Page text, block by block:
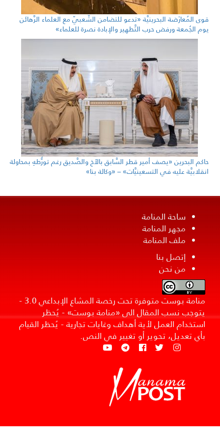
قوى المُعارَضة البحرينيَّة «تدعو للتضامن الشّعبيّ مع العلماء الرَّهائن
يوم الجُمعة ورفض حرب التَّطهير والإبادة نصرة للعلماء»
حاكم البحرين «يصف أمير قطر السَّابق بالأخ والصَّديق رغم تورُّطهِ بمحاولة
انقلابيَّة عليه في التسعينيَّات» – «وكالة بنا»
ساحة المنامة
مجهر المنامة
ملف المنامة
إتصل بنا
من نحن
منامة بوست متوفرة تحت رخصة المشاع الإبداعي 3.0 -
يتوجب نسب المقال الى «منامة بوست» - يُحظر
استخدام العمل لأية أهداف وغايات تجارية - يُحظر القيام
بأي تعديل، تحوير أو تغيير في النص.